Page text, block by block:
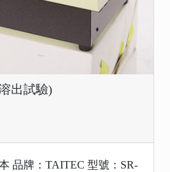
出試驗)
品牌：TAITEC 型號：SR-